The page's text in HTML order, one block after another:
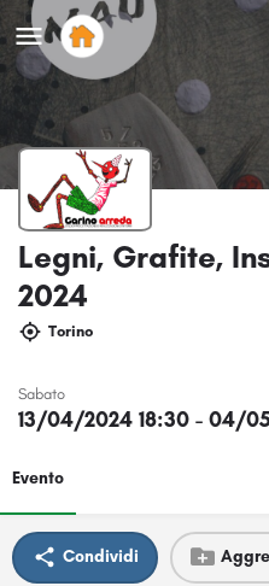
Legni, Grafite,
2024
Torino
Sabato
13/04/2024 18:30 - 04/
Evento
Condividi